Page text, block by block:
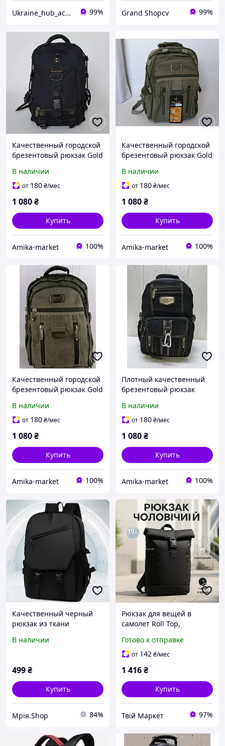
Ukraine_hub_accessory 99% Grand Shopcv 99%
Качественный городской
брезентовый рюкзак Gold
см. - Черный
В наличии
от 180₴/мес
1 080₴
Купить
Amika-market 100%
Качественный городской
брезентовый рюкзак Gold
см. - Хаки
В наличии
от 180₴/мес
1 080₴
Купить
Amika-market 100%
Качественный городской
брезентовый рюкзак Gold
см.
В наличии
от 180₴/мес
1 080₴
Купить
Amika-market 100%
Плотный качественный
брезентовый рюкзак
с карабином - Черный
В наличии
от 180₴/мес
1 080₴
Купить
Amika-market 100%
Качественный черный
рюкзак из ткани
В наличии
499₴
Купить
Мрія.Shop 84%
Рюкзак для вещей в
самолет Roll Top,
рюкзак для мужчин
Черный учебы MA-37
Готово к отправке
от 142₴/мес
1 416₴
Купить
Твій Маркет 97%